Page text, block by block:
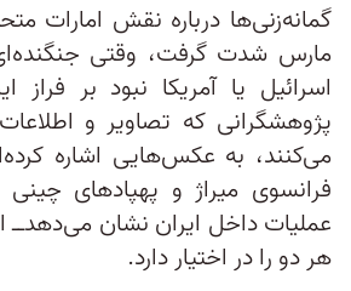
گمانه‌زنی‌ها درباره نقش امارات
مارس شدت گرفت، وقتی
اسرائیل یا آمریکا نبود بر
پژوهشگرانی که تصاویر و
می‌کنند، به عکس‌هایی اشاره
فرانسوی میراژ و پهپادهای
عملیات داخل ایران نشان می‌دهد‌ــ
هر دو را در اختیار دارد.